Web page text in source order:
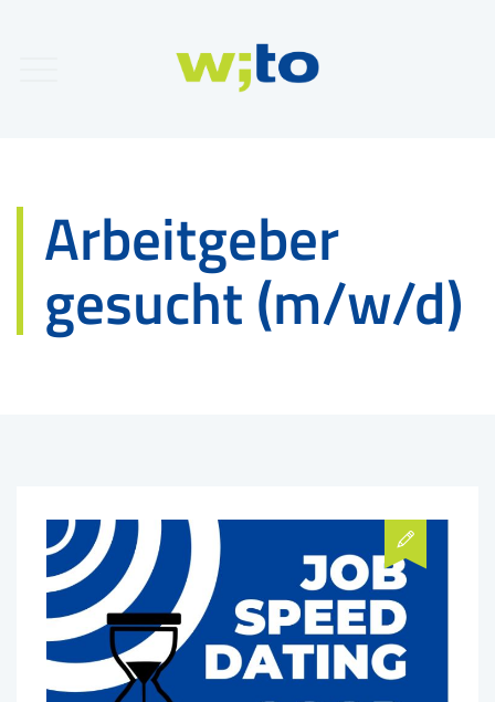
Arbeitgeber
gesucht (m/w/d)